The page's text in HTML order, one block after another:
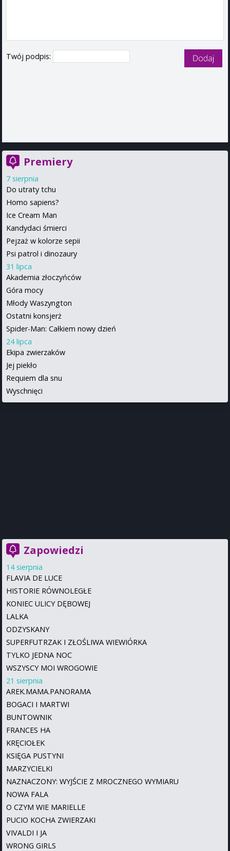
Twój podpis:
Premiery
7 sierpnia
Do utraty tchu
Homo sapiens?
Ice Cream Man
Kandydaci śmierci
Pejzaż w kolorze sepii
Psi patrol i dinozaury
31 lipca
Akademia złoczyńców
Góra mocy
Młody Waszyngton
Ostatni konsjerż
Spider-Man: Całkiem nowy dzień
24 lipca
Ekipa zwierzaków
Jej piekło
Requiem dla snu
Wyschnięci
Zapowiedzi
14 sierpnia
FLAVIA DE LUCE
HISTORIE RÓWNOLEGŁE
KONIEC ULICY DĘBOWEJ
LALKA
ODZYSKANY
SUPERFUTRZAK I ZŁOŚLIWA WIEWIÓRKA
TYLKO JEDNA NOC
WSZYSCY MOI WROGOWIE
21 sierpnia
AREK.MAMA.PANORAMA
BOGACI I MARTWI
BUNTOWNIK
FRANCES HA
KRĘCIOŁEK
KSIĘGA PUSTYNI
MARZYCIELKI
NAZNACZONY: WYJŚCIE Z MROCZNEGO WYMIARU
NOWA FALA
O CZYM WIE MARIELLE
PUCIO KOCHA ZWIERZAKI
VIVALDI I JA
WRONG GIRLS